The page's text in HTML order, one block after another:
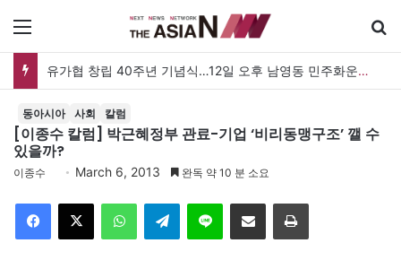
유가협 창립 40주년 기념식…12일 오후 남영동 민주화운동기념관
동아시아 사회 칼럼
[이종수 칼럼] 박근혜정부 관료-기업 ‘비리동맹구조’ 깰 수
있을까?
이종수 March 6, 2013 완독 약 10 분 소요
Telegram 이메일